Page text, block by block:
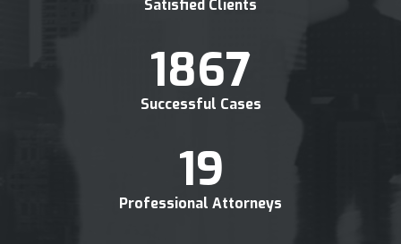
Satisfied Clients
2000+
Successful Cases
20+
Professional Attorneys